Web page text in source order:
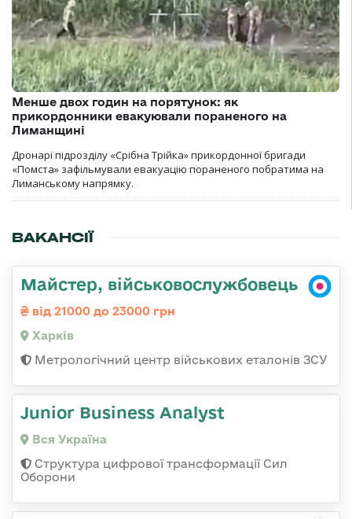
Менше двох годин на порятунок: як
прикордонники евакуювали пораненого на
Лиманщині
Дронарі підрозділу «Срібна Трійка» прикордонної бригади
«Помста» зафільмували евакуацію пораненого побратима на
Лиманському напрямку.
ВАКАНСІЇ
Майстер, військовослужбовець
від 21000 до 23000 грн
Харків
Метрологічний центр військових еталонів ЗСУ
Junior Business Analyst
Вся Україна
Структура цифрової трансформації Сил
Оборони